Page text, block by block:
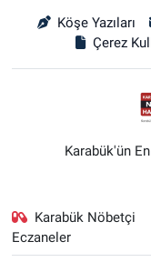
Köşe Yazıları
Çerez
Karabük'ün
Karabük Nöbetçi
Eczaneler